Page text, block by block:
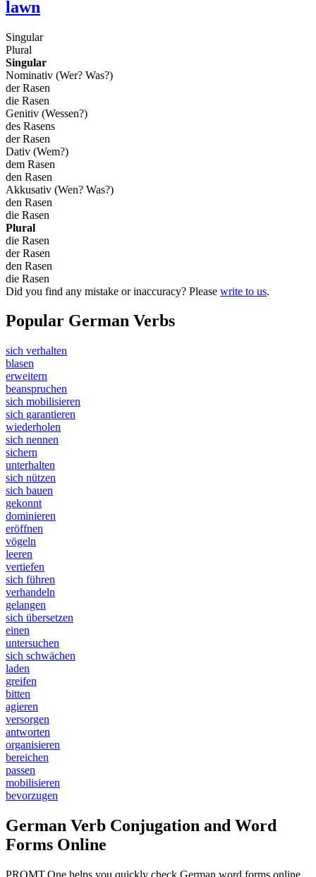
lawn
Singular
Plural
Singular
Nominativ (Wer? Was?)
der Rasen
die Rasen
Genitiv (Wessen?)
des Rasens
der Rasen
Dativ (Wem?)
dem Rasen
den Rasen
Akkusativ (Wen? Was?)
den Rasen
die Rasen
Plural
die Rasen
der Rasen
den Rasen
die Rasen
Did you find any mistake or inaccuracy? Please write to us.
Popular German Verbs
sich verhalten
blasen
erweitern
beanspruchen
sich mobilisieren
sich garantieren
wiederholen
sich nennen
sichern
unterhalten
sich nützen
sich bauen
gekonnt
dominieren
eröffnen
vögeln
leeren
vertiefen
sich führen
verhandeln
gelangen
sich übersetzen
einen
untersuchen
sich schwächen
laden
greifen
bitten
agieren
versorgen
antworten
organisieren
bereichen
passen
mobilisieren
bevorzugen
German Verb Conjugation and Word
Forms Online